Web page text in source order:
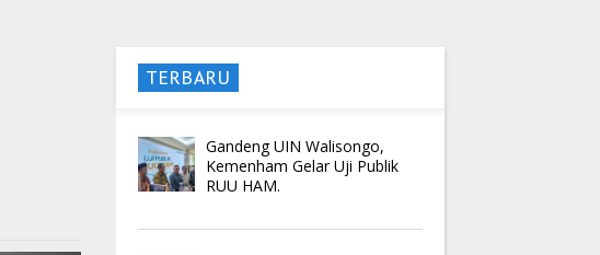
TERBARU
Gandeng UIN Walisongo,
Kemenham Gelar Uji Publik
RUU HAM.